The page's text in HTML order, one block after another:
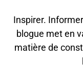
Inspirer.
blogue met en
matière de